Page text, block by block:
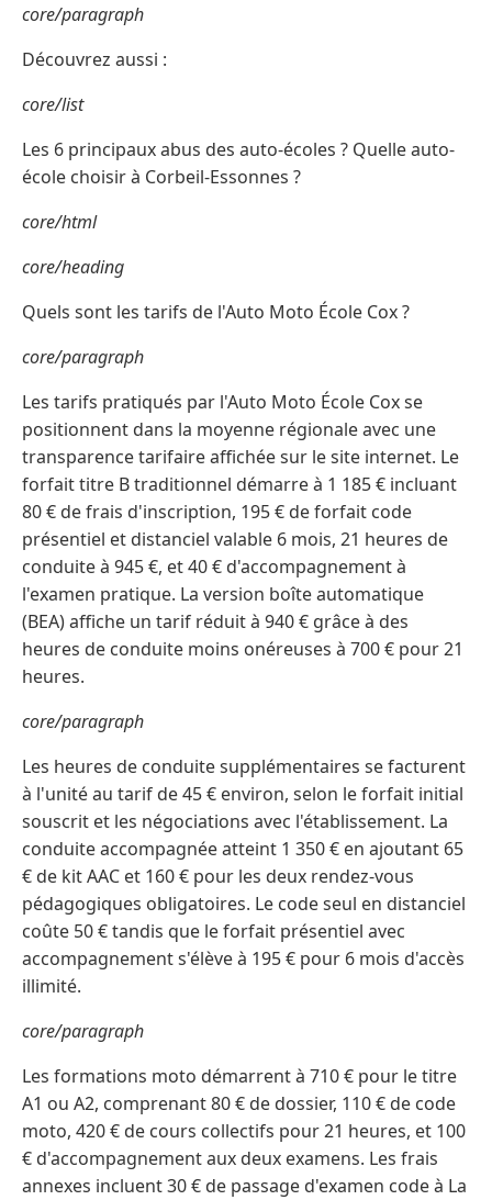
core/paragraph
Découvrez aussi :
core/list
Les 6 principaux abus des auto-écoles ? Quelle auto-
école choisir à Corbeil-Essonnes ?
core/html
core/heading
Quels sont les tarifs de l'Auto Moto École Cox ?
core/paragraph
Les tarifs pratiqués par l'Auto Moto École Cox se
positionnent dans la moyenne régionale avec une
transparence tarifaire affichée sur le site internet. Le
forfait titre B traditionnel démarre à 1 185 € incluant
80 € de frais d'inscription, 195 € de forfait code
présentiel et distanciel valable 6 mois, 21 heures de
conduite à 945 €, et 40 € d'accompagnement à
l'examen pratique. La version boîte automatique
(BEA) affiche un tarif réduit à 940 € grâce à des
heures de conduite moins onéreuses à 700 € pour 21
heures.
core/paragraph
Les heures de conduite supplémentaires se facturent
à l'unité au tarif de 45 € environ, selon le forfait initial
souscrit et les négociations avec l'établissement. La
conduite accompagnée atteint 1 350 € en ajoutant 65
€ de kit AAC et 160 € pour les deux rendez-vous
pédagogiques obligatoires. Le code seul en distanciel
coûte 50 € tandis que le forfait présentiel avec
accompagnement s'élève à 195 € pour 6 mois d'accès
illimité.
core/paragraph
Les formations moto démarrent à 710 € pour le titre
A1 ou A2, comprenant 80 € de dossier, 110 € de code
moto, 420 € de cours collectifs pour 21 heures, et 100
€ d'accompagnement aux deux examens. Les frais
annexes incluent 30 € de passage d'examen code à La